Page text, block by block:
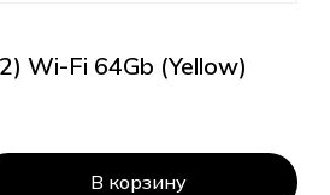
Wi-Fi 64Gb (Yellow)
В корзину